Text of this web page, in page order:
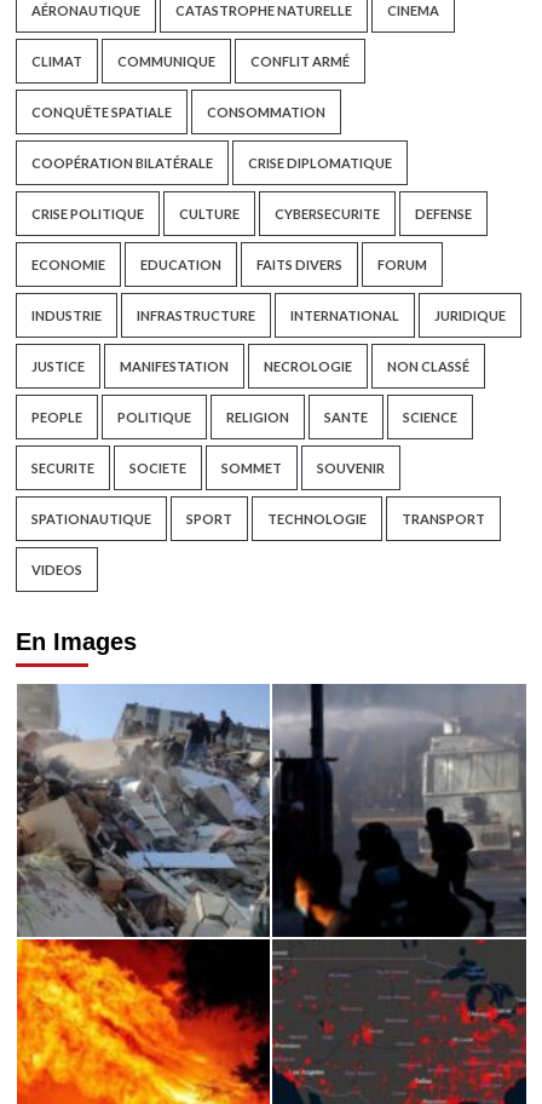
AÉRONAUTIQUE CATASTROPHE NATURELLE CINEMA
CLIMAT COMMUNIQUE CONFLIT ARMÉ
CONQUÊTE SPATIALE CONSOMMATION
COOPÉRATION BILATÉRALE CRISE DIPLOMATIQUE
CRISE POLITIQUE CULTURE CYBERSECURITE DEFENSE
ECONOMIE EDUCATION FAITS DIVERS FORUM
INDUSTRIE INFRASTRUCTURE INTERNATIONAL JURIDIQUE
JUSTICE MANIFESTATION NECROLOGIE NON CLASSÉ
PEOPLE POLITIQUE RELIGION SANTE SCIENCE
SECURITE SOCIETE SOMMET SOUVENIR
SPATIONAUTIQUE SPORT TECHNOLOGIE TRANSPORT
VIDEOS
En Images